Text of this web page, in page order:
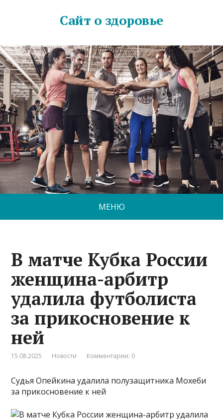
Сайт о здоровье
МЕНЮ
В матче Кубка России
женщина-арбитр
удалила футболиста
за прикосновение к
ней
15.08.2025 Новости Комментарии: 0
Судья Опейкина удалила полузащитника Мохеби
за прикосновение к ней